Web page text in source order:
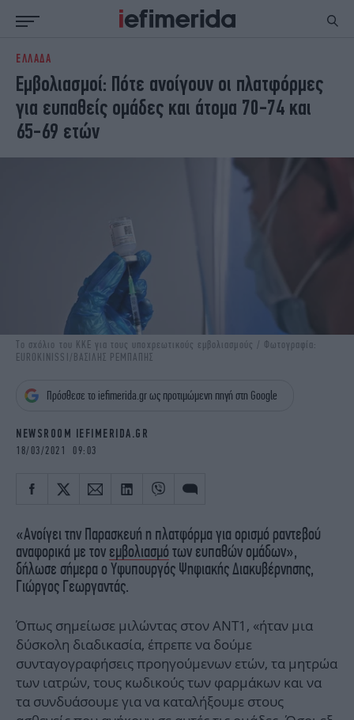
ΕΙΔΗΣΕΙΣ
NON PAPER
ΕΛΛΑΔΑ
ΟΙΚΟΝΟΜΙΑ
ΚΟΣΜΟΣ
ΠΟΛΙΤΙΣΜΟΣ
ΖΩΗ
ΣΠΟΡ
ENGLISH EDITION
iOPINIONS
iGASTRONOMIE
iBOOKS
OSCARS
NEWSLETTER
ΕΛΛΑΔΑ
Εμβολιασμοί: Πότε ανοίγουν οι πλατφόρμες
για ευπαθείς ομάδες και άτομα 70-74 και
65-69 ετών
Το σχόλιο του ΚΚΕ για τους υποχρεωτικούς εμβολιασμούς / Φωτογραφία:
EUROKINISSI/ΒΑΣΙΛΗΣ ΡΕΜΠΑΠΗΣ
Πρόσθεσε το iefimerida.gr ως προτιμώμενη πηγή στη Google
NEWSROOM IEFIMERIDA.GR
18/03/2021 09:03
«Ανοίγει την Παρασκευή η πλατφόρμα για ορισμό ραντεβού
αναφορικά με τον εμβολιασμό των ευπαθών ομάδων»,
δήλωσε σήμερα ο Υφυπουργός Ψηφιακής Διακυβέρνησης,
Γιώργος Γεωργαντάς.
Όπως σημείωσε μιλώντας στον ΑΝΤ1, «ήταν μια
δύσκολη διαδικασία, έπρεπε να δούμε
συνταγογραφήσεις προηγούμενων ετών, τα μητρώα
των ιατρών, τους κωδικούς των φαρμάκων και να
τα συνδυάσουμε για να καταλήξουμε στους